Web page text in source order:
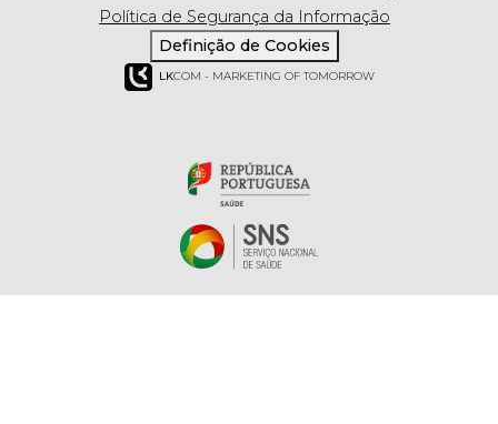
Política de Segurança da Informação
Definição de Cookies
LKCOM - MARKETING OF TOMORROW